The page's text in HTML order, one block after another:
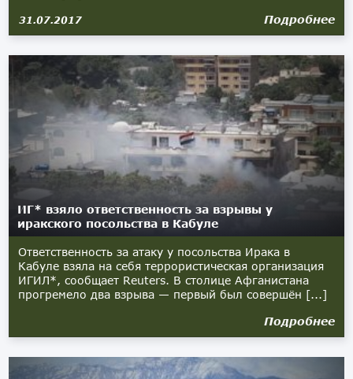
31.07.2017 Подробнее
ИГ* взяло ответственность за взрывы у
иракского посольства в Кабуле
Ответственность за атаку у посольства Ирака в
Кабуле взяла на себя террористическая организация
ИГИЛ*, сообщает Reuters. В столице Афганистана
прогремело два взрыва — первый был совершён [...]
Подробнее